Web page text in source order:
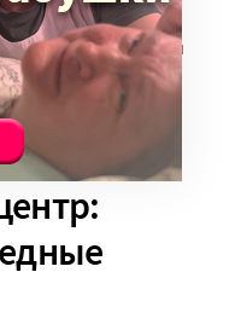
помогать
просителями нужны
химия и